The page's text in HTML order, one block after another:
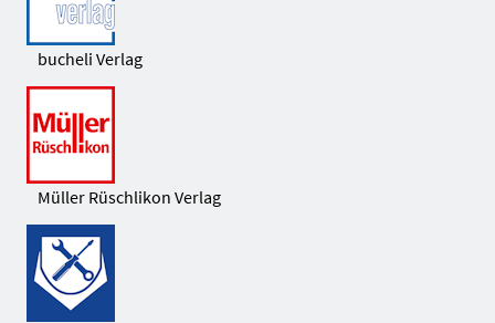
bucheli Verlag
Müller Rüschlikon Verlag